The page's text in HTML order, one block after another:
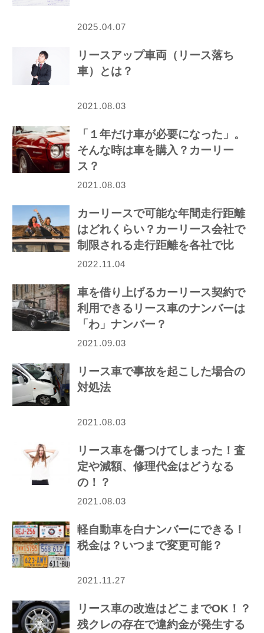
2025.04.07
リースアップ車両（リース落ち
車）とは？
2021.08.03
「１年だけ車が必要になった」。
そんな時は車を購入？カーリー
ス？
2021.08.03
カーリースで可能な年間走行距離
はどれくらい？カーリース会社で
制限される走行距離を各社で比
較！
2022.11.04
車を借り上げるカーリース契約で
利用できるリース車のナンバーは
「わ」ナンバー？
2021.09.03
リース車で事故を起こした場合の
対処法
2021.08.03
リース車を傷つけてしまった！査
定や減額、修理代金はどうなる
の！？
2021.08.03
軽自動車を白ナンバーにできる！
税金は？いつまで変更可能？
2021.11.27
リース車の改造はどこまでOK！？
残クレの存在で違約金が発生する